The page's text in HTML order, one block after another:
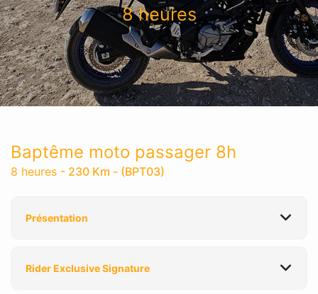
8 heures
Baptême moto passager 8h
8 heures - 230 Km - (BPT03)
Présentation
Rider Exclusive Signature